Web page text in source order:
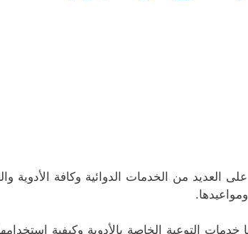
العديد من الخدمات الدوائية وكافة الأدوية
ومواعيدها.
خدمات التوعية الخاصة بالأدوية وكيفية